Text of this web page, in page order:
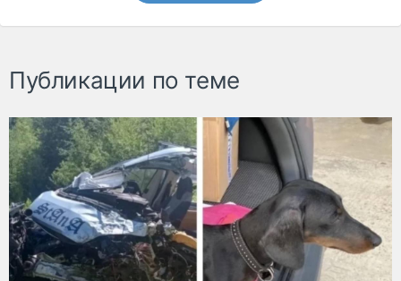
Публикации по теме